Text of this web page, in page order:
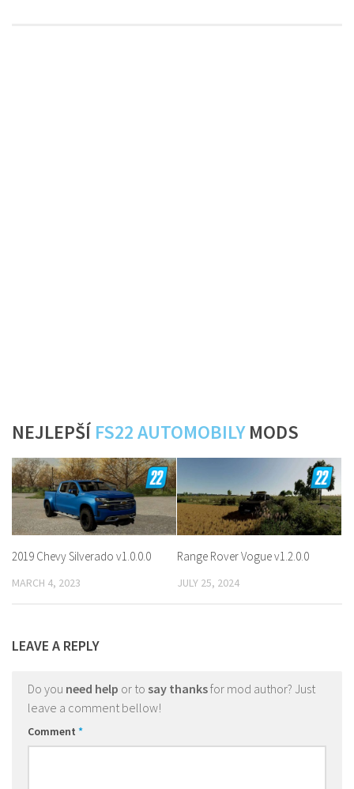
NEJLEPŠÍ FS22 AUTOMOBILYMODS
2019 Chevy Silverado v1.0.0.0
MARCH 4, 2023
Range Rover Vogue v1.2.0.0
JULY 25, 2024
LEAVE A REPLY
Do you need help or to say thanksfor mod author? Just
leave a comment bellow!
Comment *